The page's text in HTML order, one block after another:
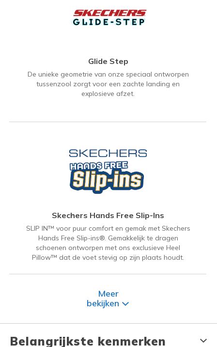
Glide Step
De unieke geometrie van onze speciaal ontworpen
tussenzool zorgt voor een zachte landing en
explosieve afzet.
Skechers Hands Free Slip-Ins
SLIP IN™ voor puur comfort en gemak met Skechers
Hands Free Slip-ins®. Gemakkelijk te dragen
schoenen ontworpen met ons exclusieve Heel
Pillow™ dat de voet stevig op zijn plaats houdt.
Meer
bekijken
Belangrijkste kenmerken